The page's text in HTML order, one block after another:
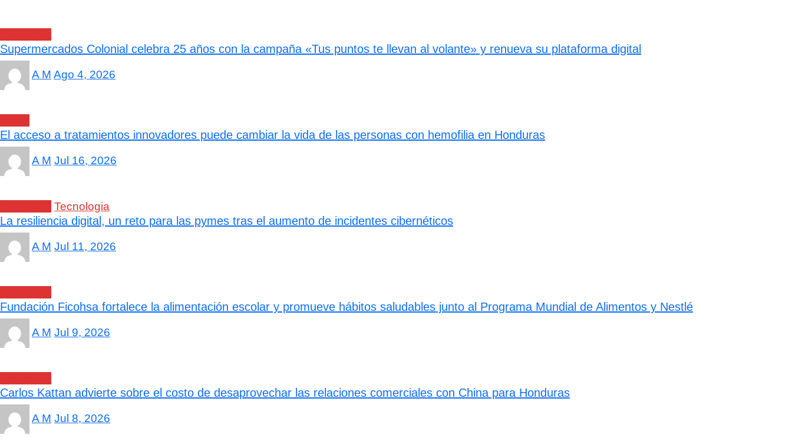
Supermercados Colonial celebra 25 años con la campaña «Tus puntos te llevan al volante» y renueva su plataforma digital
A M Ago 4, 2026
El acceso a tratamientos innovadores puede cambiar la vida de las personas con hemofilia en Honduras
A M Jul 16, 2026
Tecnologia
La resiliencia digital, un reto para las pymes tras el aumento de incidentes cibernéticos
A M Jul 11, 2026
Fundación Ficohsa fortalece la alimentación escolar y promueve hábitos saludables junto al Programa Mundial de Alimentos y Nestlé
A M Jul 9, 2026
Carlos Kattan advierte sobre el costo de desaprovechar las relaciones comerciales con China para Honduras
A M Jul 8, 2026